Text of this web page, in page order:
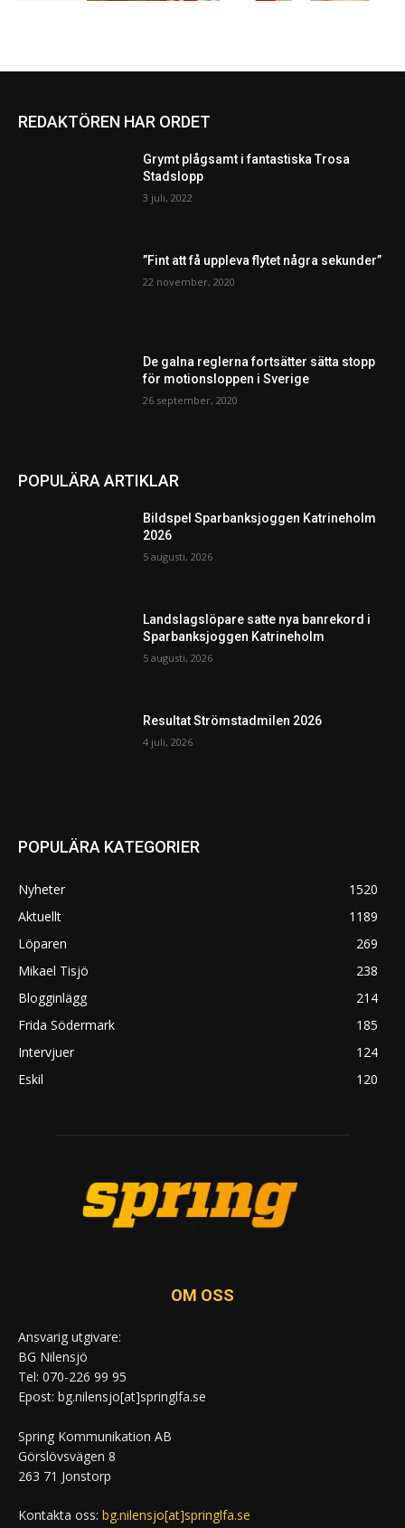
REDAKTÖREN HAR ORDET
Grymt plågsamt i fantastiska Trosa
Stadslopp
3 juli, 2022
”Fint att få uppleva flytet några sekunder”
22 november, 2020
De galna reglerna fortsätter sätta stopp
för motionsloppen i Sverige
26 september, 2020
POPULÄRA ARTIKLAR
Bildspel Sparbanksjoggen Katrineholm
2026
5 augusti, 2026
Landslagslöpare satte nya banrekord i
Sparbanksjoggen Katrineholm
5 augusti, 2026
Resultat Strömstadmilen 2026
4 juli, 2026
POPULÄRA KATEGORIER
Nyheter
1520
Aktuellt
1189
Löparen
269
Mikael Tisjö
238
Blogginlägg
214
Frida Södermark
185
Intervjuer
124
Eskil
120
OM OSS
Ansvarig utgivare:
BG Nilensjö
Tel: 070-226 99 95
Epost: bg.nilensjo[at]springlfa.se
Spring Kommunikation AB
Görslövsvägen 8
263 71 Jonstorp
Kontakta oss: bg.nilensjo[at]springlfa.se